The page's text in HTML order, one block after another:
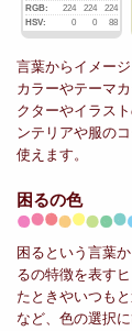
RGB: 224 224
224
HSV:
0 0 88
言葉からイメー
カラーやテーマ
クターやイラス
ンテリアや服の
使えます。
困るの色
困るという言葉
るの特徴を表す
たときやいつも
など、色の選択